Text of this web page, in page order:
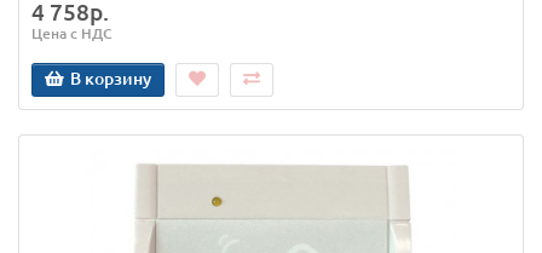
4 758р.
Цена с НДС
В корзину